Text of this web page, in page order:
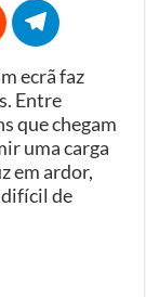
ecrã faz
Entre
que chegam
uma carga
em ardor,
difícil de